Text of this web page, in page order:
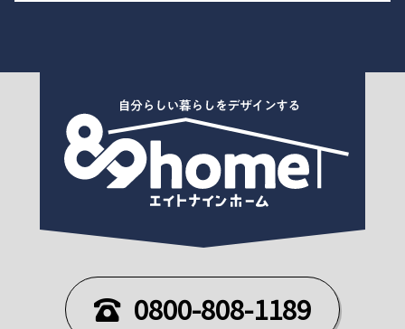
0800-808-1189